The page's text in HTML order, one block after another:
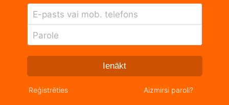
E-pasts vai mob. telefons
Parole
Ienākt
Reģistrēties Aizmirsi paroli?